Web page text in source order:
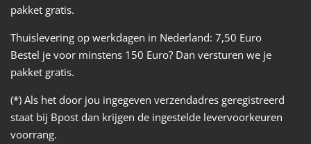
pakket gratis.
Thuislevering op werkdagen in Nederland: 7,50 Euro
Bestel je voor minstens 150 Euro? Dan versturen we je
pakket gratis.
(*) Als het door jou ingegeven verzendadres geregistreerd
staat bij Bpost dan krijgen de ingestelde levervoorkeuren
voorrang.